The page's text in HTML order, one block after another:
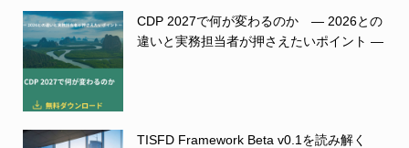
CDP 2027で何が変わるのか ― 2026との
違いと実務担当者が押さえたいポイント ―
TISFD Framework Beta v0.1を読み解く